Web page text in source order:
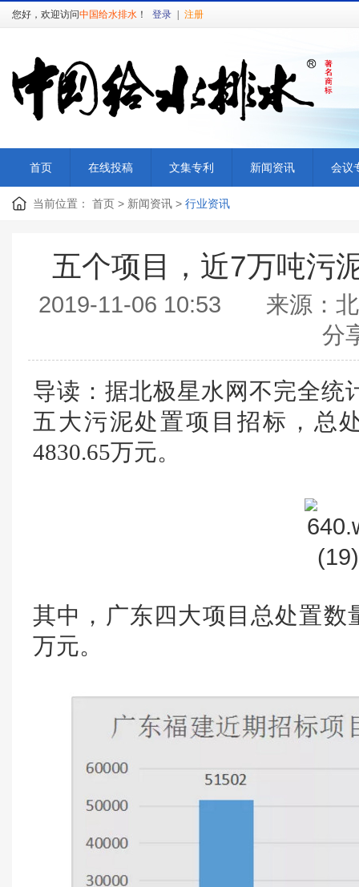
您好，欢迎访问中国给水排水 ！ 登录 注册
首页 在线投稿 文集专利 新闻资讯 会议
当前位置： 首页 > 新闻资讯 > 行业资讯
五个项目，近7万吨污
2019-11-06 10:53 来源
分
导读：据北极星水网不完全统
五大污泥处置项目招标，总
4830.65万元。
其中，广东四大项目总处置数
万元。